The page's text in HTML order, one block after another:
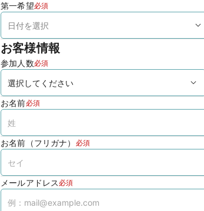
第一希望必須
お客様情報
参加人数必須
お名前必須
お名前（フリガナ） 必須
メールアドレス 必須